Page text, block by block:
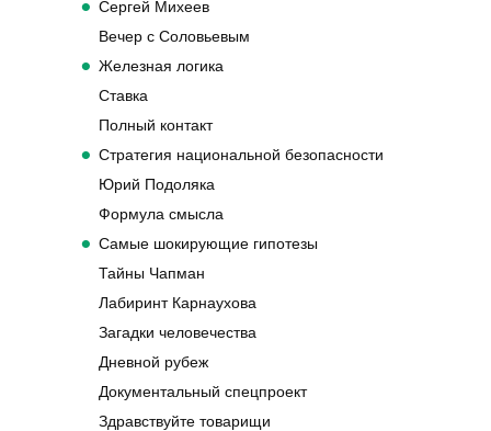
Сергей Михеев
Вечер с Соловьевым
Железная логика
Ставка
Полный контакт
Стратегия национальной безопасности
Юрий Подоляка
Формула смысла
Самые шокирующие гипотезы
Тайны Чапман
Лабиринт Карнаухова
Загадки человечества
Дневной рубеж
Документальный спецпроект
Здравствуйте товарищи